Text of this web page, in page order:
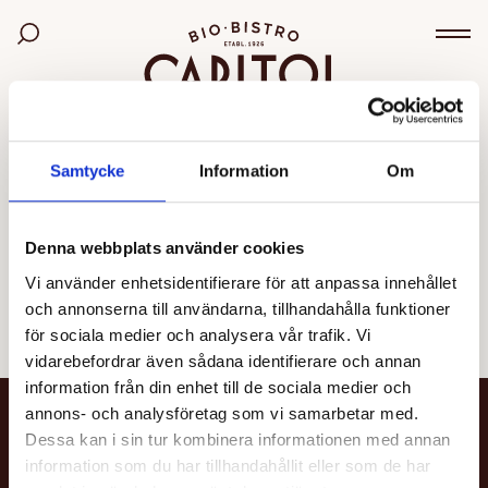
Samtycke Information Om
Denna webbplats använder cookies
Vi använder enhetsidentifierare för att anpassa innehållet
och annonserna till användarna, tillhandahålla funktioner
för sociala medier och analysera vår trafik. Vi
vidarebefordrar även sådana identifierare och annan
information från din enhet till de sociala medier och
annons- och analysföretag som vi samarbetar med.
Dessa kan i sin tur kombinera informationen med annan
information som du har tillhandahållit eller som de har
Bio Capitol
Sök bland filmer
OGILTIG VISNING
längre att boka.
Se alla filmer
NYHETSBREV